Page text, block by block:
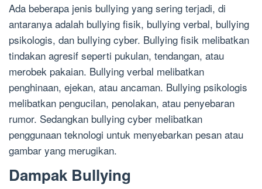
Ada beberapa jenis bullying yang sering terjadi, di
antaranya adalah bullying fisik, bullying verbal, bullying
psikologis, dan bullying cyber. Bullying fisik melibatkan
tindakan agresif seperti pukulan, tendangan, atau
merobek pakaian. Bullying verbal melibatkan
penghinaan, ejekan, atau ancaman. Bullying psikologis
melibatkan pengucilan, penolakan, atau penyebaran
rumor. Sedangkan bullying cyber melibatkan
penggunaan teknologi untuk menyebarkan pesan atau
gambar yang merugikan.
Dampak Bullying